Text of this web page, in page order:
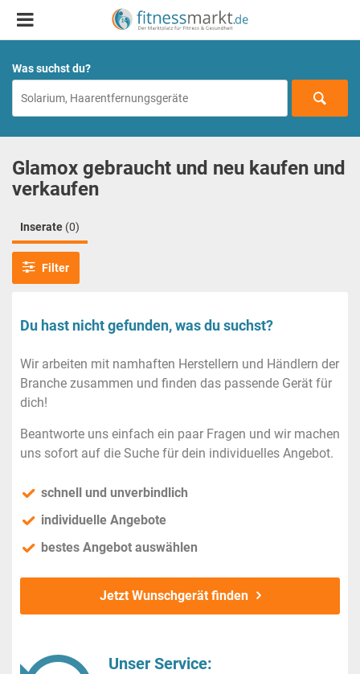
Was suchst du?
Glamox gebraucht und neu kaufen und
verkaufen
Inserate (0)
Filter
Du hast nicht gefunden, was du suchst?
Wir arbeiten mit namhaften Herstellern und Händlern der
Branche zusammen und finden das passende Gerät für
dich!
Beantworte uns einfach ein paar Fragen und wir machen
uns sofort auf die Suche für dein individuelles Angebot.
schnell und unverbindlich
individuelle Angebote
bestes Angebot auswählen
Jetzt Wunschgerät finden
Unser Service: